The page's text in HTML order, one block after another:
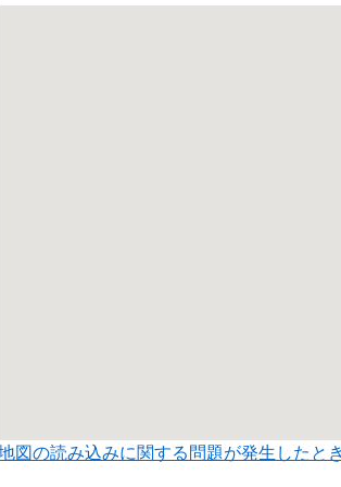
図の読み込みに関する問題が発生したと